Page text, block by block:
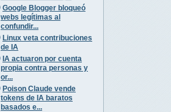
Google Blogger bloqueó
webs legítimas al
confundir...
Linux veta contribuciones
de IA
IA actuaron por cuenta
propia contra personas y
or...
Poison Claude vende
tokens de IA baratos
basados e...